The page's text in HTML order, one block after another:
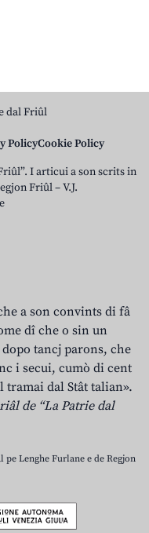
dal Friûl
PolicyCookie Policy
I articui a son scrits in
Friûl – V.J.
a son convints di fâ
dî che o sin un
tancj parons, che
i secui, cumò di cent
tramai dal Stât talian».
de “La Patrie dal
pe Lenghe Furlane e de Regjon